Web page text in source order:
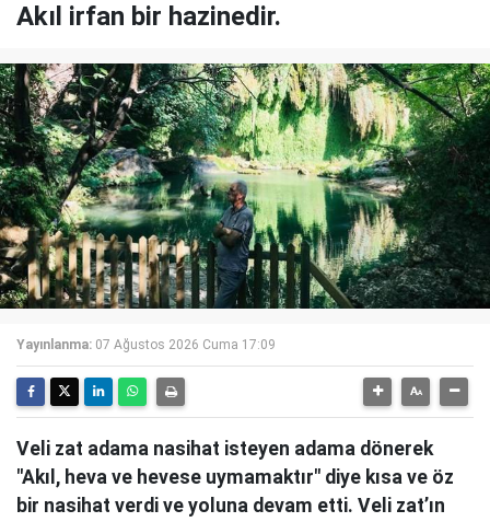
Akıl irfan bir hazinedir.
Yayınlanma: 07 Ağustos 2026 Cuma 17:09
Veli zat adama nasihat isteyen adama dönerek
"Akıl, heva ve hevese uymamaktır" diye kısa ve öz
bir nasihat verdi ve yoluna devam etti. Veli zat’ın